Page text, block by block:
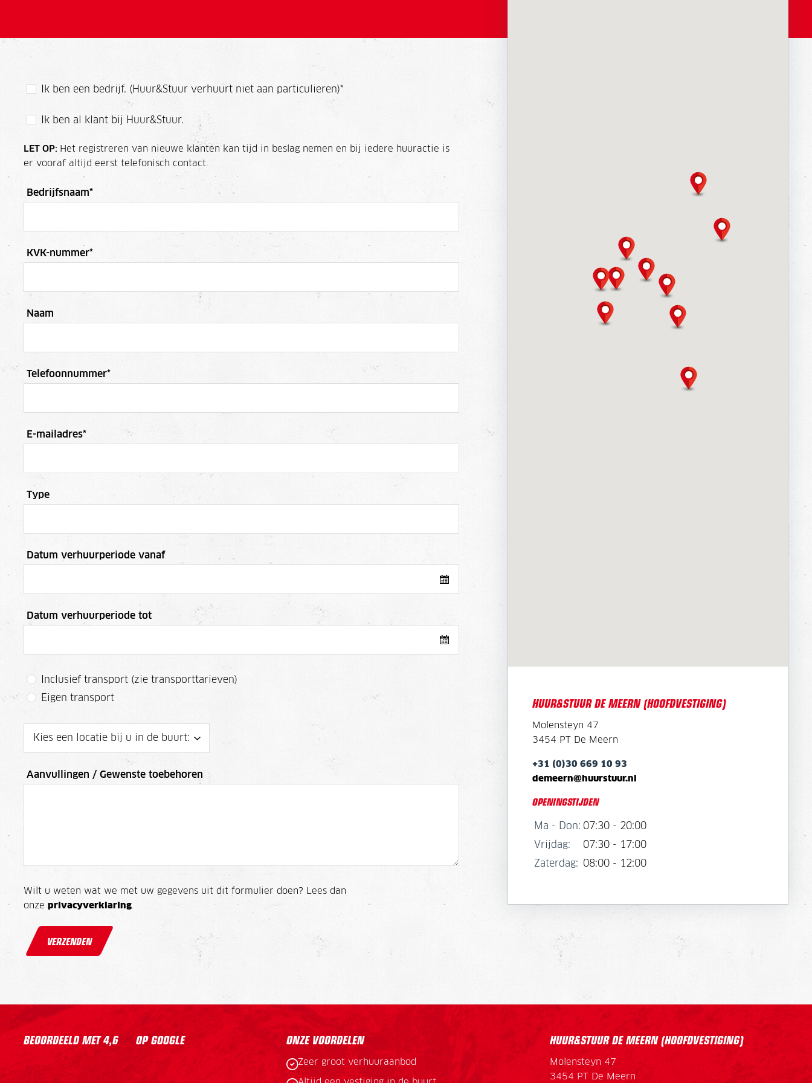
Ik ben een bedrijf. (Huur&Stuur verhuurt niet aan particulieren)*
Ik ben al klant bij Huur&Stuur.
LET OP: Het registreren van nieuwe klanten kan tijd in beslag nemen en bij iedere huuractie is
er vooraf altijd eerst telefonisch contact.
Bedrijfsnaam*
KVK-nummer*
Naam
Telefoonnummer*
E-mailadres*
Type
Datum verhuurperiode vanaf
Datum verhuurperiode tot
Inclusief transport (zie transporttarieven)
Eigen transport
Aanvullingen / Gewenste toebehoren
Wilt u weten wat we met uw gegevens uit dit formulier doen? Lees dan
onze privacyverklaring.
VERZENDEN
HUUR&STUUR DE MEERN (HOOFDVESTIGING)
Molensteyn 47
3454 PT De Meern
+31 (0)30 669 10 93
demeern@huurstuur.nl
OPENINGSTIJDEN
Ma - Don: 07:30 - 20:00
Vrijdag:
07:30 - 17:00
Zaterdag:
08:00 - 12:00
BEOORDEELD MET4,6 OP GOOGLE ONZE VOORDELEN
Zeer groot verhuuraanbod
HUUR&STUUR DE MEERN (HOOFDVESTIGING)
Molensteyn 47
3454 PT De Meern